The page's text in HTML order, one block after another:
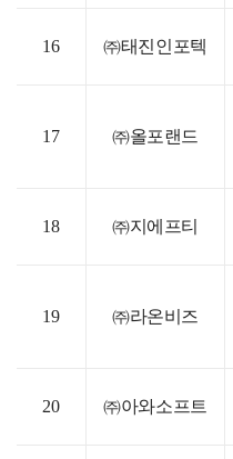
16 ㈜태진인포텍
17 ㈜올포랜드
18 ㈜지에프티
19 ㈜라온비즈
20 ㈜아와소프트